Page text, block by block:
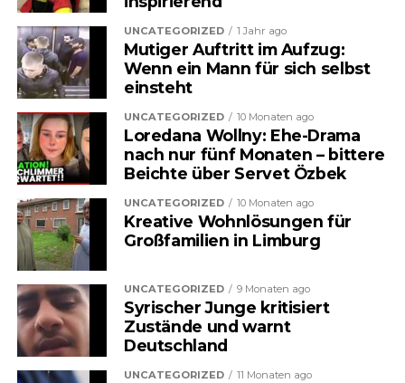
und schließlich auch mit einem
Messer. Als ein 64-jähriger Mann
eingreifen wollte und den
Jugendlichen ansprach, wurde er
selbst zum Opfer: Der Angreifer
zog ein Messer und stach zu. Der
Mann erlitt eine Verletzung im
Bauchbereich, kam aber mit dem
Leben davon.
UNCATEGORIZED 1 Jahr ago
Mutiger Auftritt im Aufzug:
Wenn ein Mann für sich selbst
einsteht
UNCATEGORIZED 10 Monaten ago
Loredana Wollny: Ehe-Drama
nach nur fünf Monaten – bittere
Beichte über Servet Özbek
UNCATEGORIZED 10 Monaten ago
Kreative Wohnlösungen für
Großfamilien in Limburg
UNCATEGORIZED 9 Monaten ago
Syrischer Junge kritisiert
Zustände und warnt
Deutschland
UNCATEGORIZED 11 Monaten ago